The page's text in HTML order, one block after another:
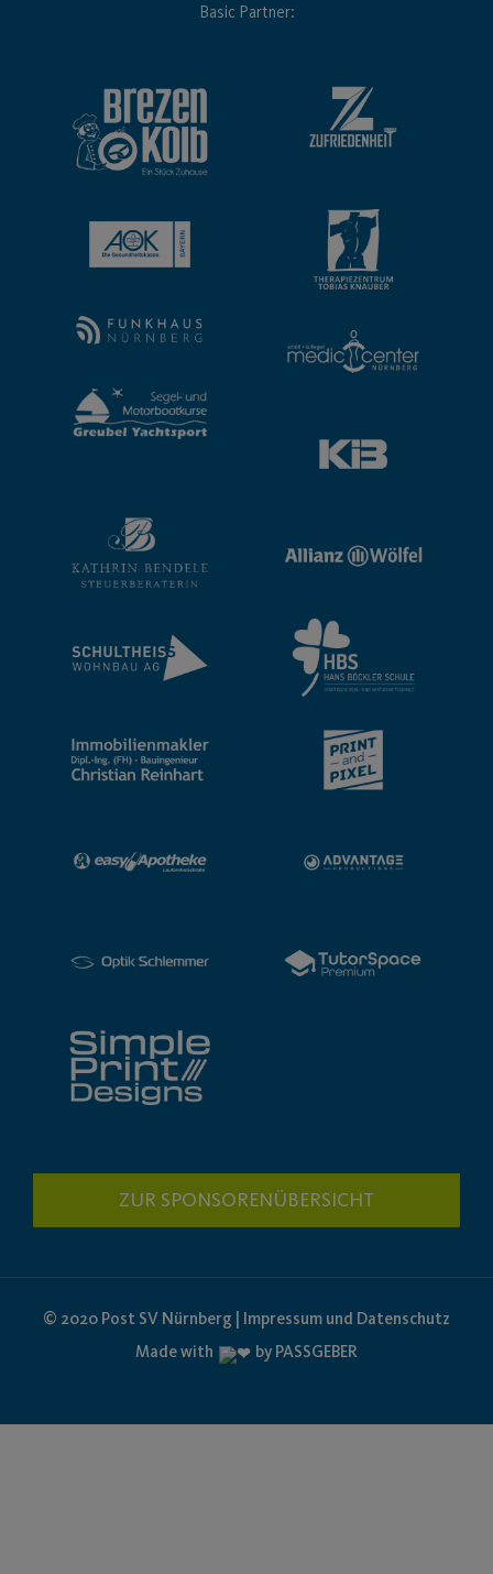
Basic Partner:
ZUR SPONSORENÜBERSICHT
© 2020 Post SV Nürnberg | Impressum und Datenschutz
Made with
by PASSGEBER